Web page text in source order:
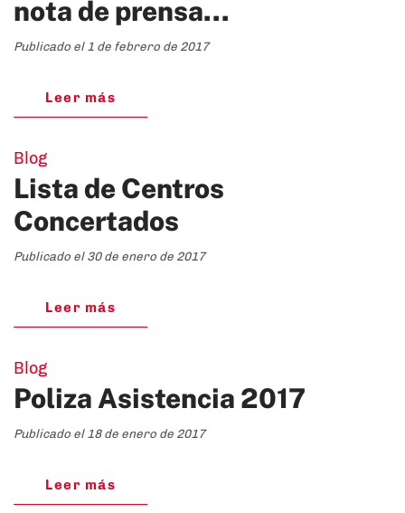
nota de prensa...
Publicado el 1 de febrero de 2017
Leer más
Blog
Lista de Centros
Concertados
Publicado el 30 de enero de 2017
Leer más
Blog
Poliza Asistencia 2017
Publicado el 18 de enero de 2017
Leer más